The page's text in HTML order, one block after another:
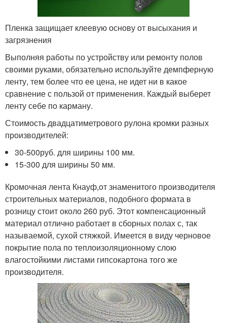
Пленка защищает клеевую основу от высыхания и
загрязнения
Выполняя работы по устройству или ремонту полов
своими руками, обязательно используйте демпферную
ленту, тем более что ее цена, не идет ни в какое
сравнение с пользой от применения. Каждый выберет
ленту себе по карману.
Стоимость двадцатиметрового рулона кромки разных
производителей:
30-500руб. для ширины 100 мм.
15-300 для ширины 50 мм.
Кромочная лента Кнауф,от знаменитого производителя
строительных материалов, подобного формата в
розницу стоит около 260 руб. Этот компенсационный
материал отлично работает в сборных полах с, так
называемой, сухой стяжкой. Имеется в виду черновое
покрытие пола по теплоизоляционному слою
влагостойкими листами гипсокартона того же
производителя.